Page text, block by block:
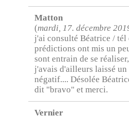
Matton
(mardi, 17. décembre
j'ai consulté Béatrice / tél
prédictions ont mis un
sont entrain de se
j'avais d'ailleurs laissé
négatif.... Désolée
dit "bravo" et merci.
Vernier